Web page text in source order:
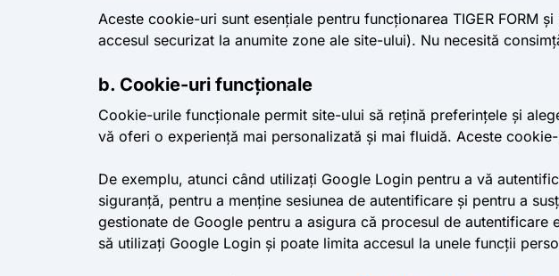
Aceste cookie-uri sunt esențiale pentru funcționarea TIGER
accesul securizat la anumite zone ale site-ului). Nu necesită
b. Cookie-uri funcționale
Cookie-urile funcționale permit site-ului să rețină preferințele și
vă oferi o experiență mai personalizată și mai fluidă. Aceste
De exemplu, atunci când utilizați Google Login pentru a vă
siguranță, pentru a menține sesiunea de autentificare și pentru a
gestionate de Google pentru a asigura că procesul de
să utilizați Google Login și poate limita accesul la unele funcții